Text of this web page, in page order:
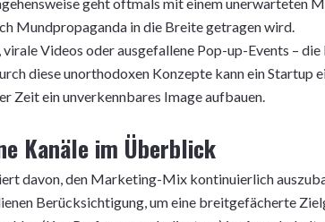
Mundpropaganda in die Breite getragen wird.
Videos oder ausgefallene Pop-up-Events –
diese unorthodoxen Konzepte kann ein Startup
Zeit ein unverkennbares Image aufbauen.
Kanäle im Überblick
davon, den Marketing-Mix kontinuierlich
Berücksichtigung, um eine breitgefächerte